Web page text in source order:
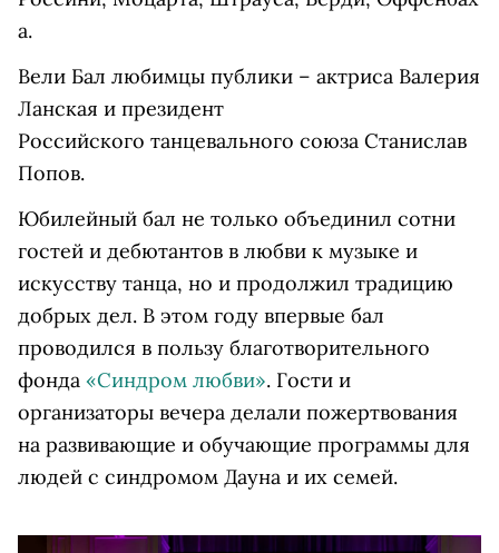
а.
Вели Бал любимцы публики – актриса Валерия
Ланская и президент
Российского танцевального союза Станислав
Попов.
Юбилейный бал не только объединил сотни
гостей и дебютантов в любви к музыке и
искусству танца, но и продолжил традицию
добрых дел. В этом году впервые бал
проводился в пользу благотворительного
фонда «Синдром любви». Гости и
организаторы вечера делали пожертвования
на развивающие и обучающие программы для
людей с синдромом Дауна и их семей.